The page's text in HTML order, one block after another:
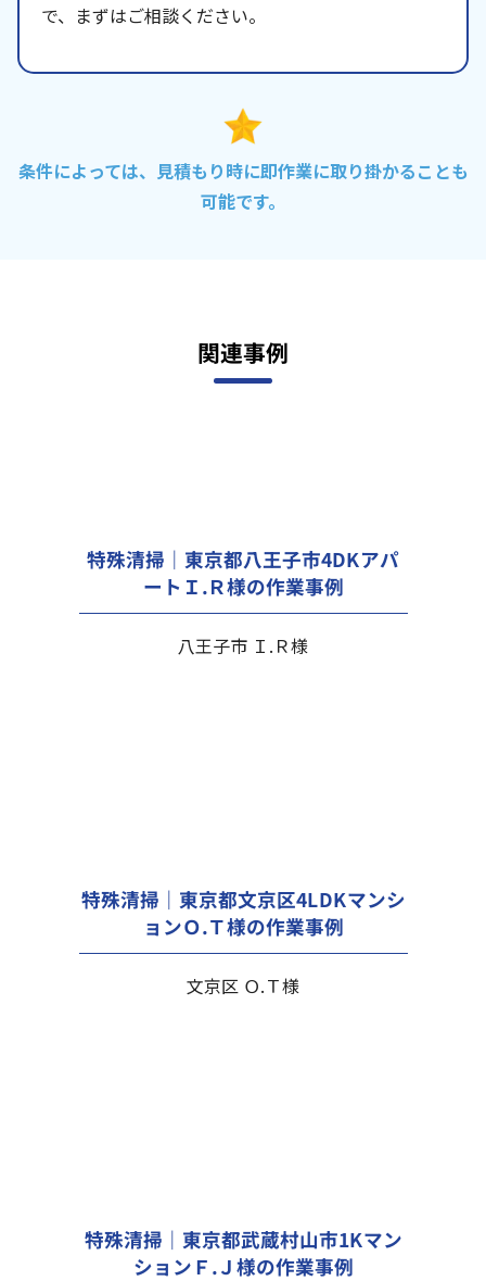
で、まずはご相談ください。
条件によっては、見積もり時に即作業に取り掛かることも
可能です。
関連事例
特殊清掃｜東京都八王子市4DKアパ
ートＩ.Ｒ様の作業事例
八王子市 Ｉ.Ｒ様
特殊清掃｜東京都文京区4LDKマンシ
ョンＯ.Ｔ様の作業事例
文京区 Ｏ.Ｔ様
特殊清掃｜東京都武蔵村山市1Kマン
ションＦ.Ｊ様の作業事例